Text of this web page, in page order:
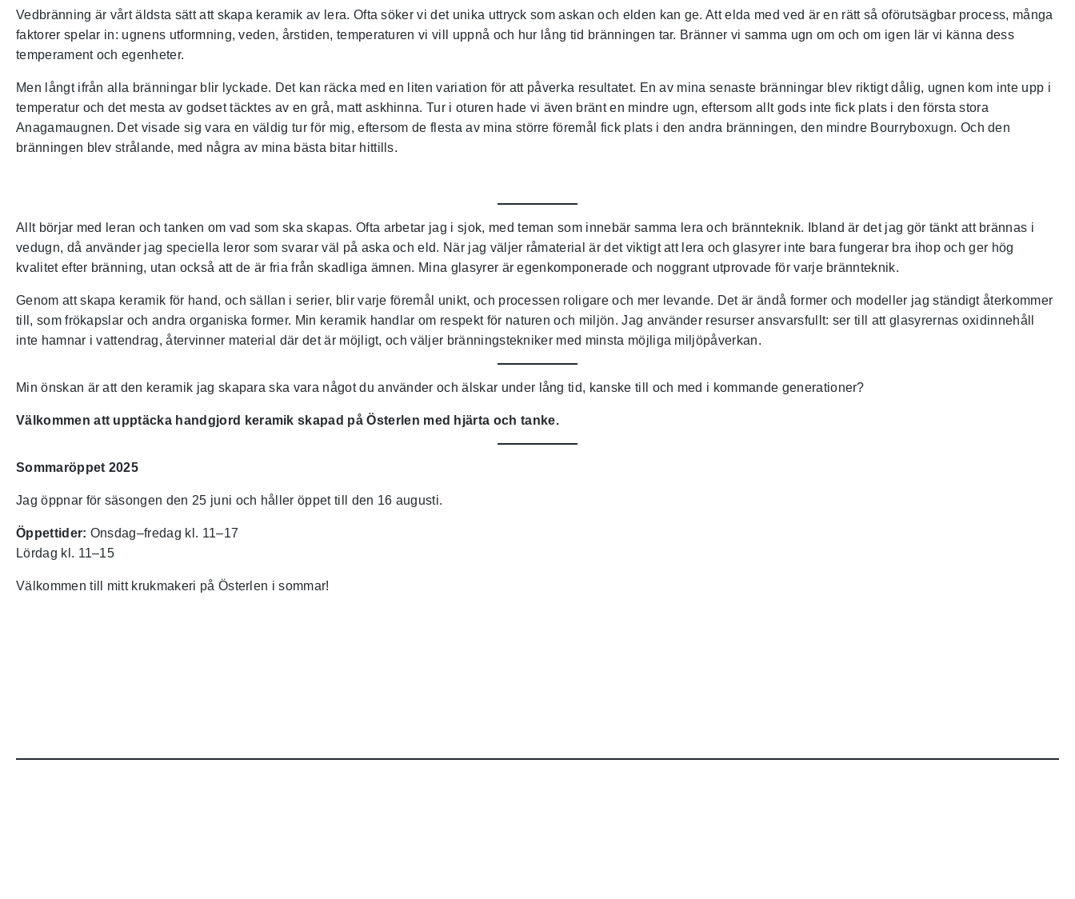
Vedbränning är vårt äldsta sätt att skapa keramik av lera. Ofta söker vi det unika uttryck som askan och elden kan ge. Att elda med ved är en rätt så oförutsägbar process, många
faktorer spelar in: ugnens utformning, veden, årstiden, temperaturen vi vill uppnå och hur lång tid bränningen tar. Bränner vi samma ugn om och om igen lär vi känna dess
temperament och egenheter.
Men långt ifrån alla bränningar blir lyckade. Det kan räcka med en liten variation för att påverka resultatet. En av mina senaste bränningar blev riktigt dålig, ugnen kom inte upp i
temperatur och det mesta av godset täcktes av en grå, matt askhinna. Tur i oturen hade vi även bränt en mindre ugn, eftersom allt gods inte fick plats i den första stora
Anagamaugnen. Det visade sig vara en väldig tur för mig, eftersom de flesta av mina större föremål fick plats i den andra bränningen, den mindre Bourryboxugn. Och den
bränningen blev strålande, med några av mina bästa bitar hittills.
Allt börjar med leran och tanken om vad som ska skapas. Ofta arbetar jag i sjok, med teman som innebär samma lera och brännteknik. Ibland är det jag gör tänkt att brännas i
vedugn, då använder jag speciella leror som svarar väl på aska och eld. När jag väljer råmaterial är det viktigt att lera och glasyrer inte bara fungerar bra ihop och ger hög
kvalitet efter bränning, utan också att de är fria från skadliga ämnen. Mina glasyrer är egenkomponerade och noggrant utprovade för varje brännteknik.
Genom att skapa keramik för hand, och sällan i serier, blir varje föremål unikt, och processen roligare och mer levande. Det är ändå former och modeller jag ständigt återkommer
till, som frökapslar och andra organiska former. Min keramik handlar om respekt för naturen och miljön. Jag använder resurser ansvarsfullt: ser till att glasyrernas oxidinnehåll
inte hamnar i vattendrag, återvinner material där det är möjligt, och väljer bränningstekniker med minsta möjliga miljöpåverkan.
Min önskan är att den keramik jag skapara ska vara något du använder och älskar under lång tid, kanske till och med i kommande generationer?
Välkommen att upptäcka handgjord keramik skapad på Österlen med hjärta och tanke.
Sommaröppet 2025
Jag öppnar för säsongen den 25 juni och håller öppet till den 16 augusti.
Öppettider: Onsdag–fredag kl. 11–17
Lördag kl. 11–15
Välkommen till mitt krukmakeri på Österlen i sommar!